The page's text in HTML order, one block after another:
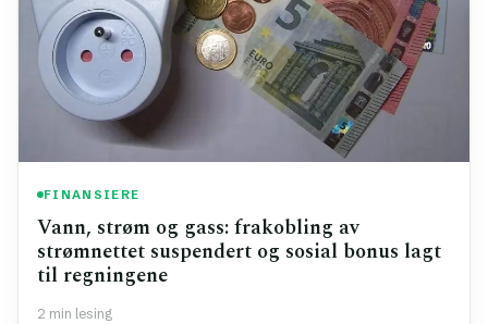
FINANSIERE
Vann, strøm og gass: frakobling av
strømnettet suspendert og sosial bonus lagt
til regningene
2 min lesing